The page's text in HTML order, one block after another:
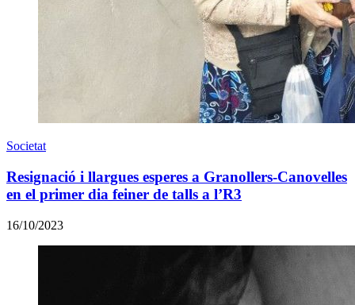
Societat
Resignació i llargues esperes a Granollers-Canovelles
en el primer dia feiner de talls a l’R3
16/10/2023